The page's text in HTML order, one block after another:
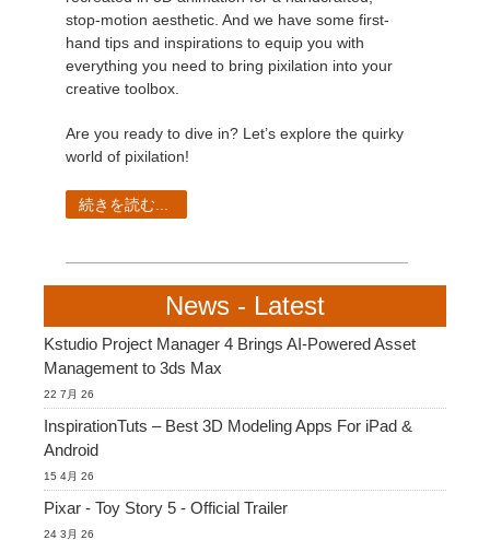
stop-motion aesthetic. And we have some first-
hand tips and inspirations to equip you with
everything you need to bring pixilation into your
creative toolbox.
Are you ready to dive in? Let’s explore the quirky
world of pixilation!
続きを読む...
News - Latest
Kstudio Project Manager 4 Brings AI-Powered Asset
Management to 3ds Max
22 7月 26
InspirationTuts – Best 3D Modeling Apps For iPad &
Android
15 4月 26
Pixar - Toy Story 5 - Official Trailer
24 3月 26